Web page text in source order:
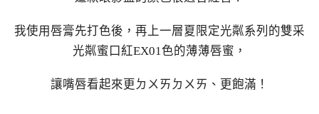
我使用唇膏先打色後，再上一層夏限定光粼系列的雙采
光粼蜜口紅EX01色的薄薄唇蜜，
讓嘴唇看起來更ㄉㄨㄞㄉㄨㄞ、更飽滿！